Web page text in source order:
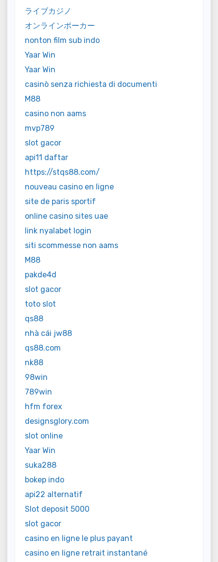
ライブカジノ
オンラインポーカー
nonton film sub indo
Yaar Win
Yaar Win
casinò senza richiesta di documenti
M88
casino non aams
mvp789
slot gacor
api11 daftar
https://stqs88.com/
nouveau casino en ligne
site de paris sportif
online casino sites uae
link nyalabet login
siti scommesse non aams
M88
pakde4d
slot gacor
toto slot
qs88
nhà cái jw88
qs88.com
nk88
98win
789win
hfm forex
designsglory.com
slot online
Yaar Win
suka288
bokep indo
api22 alternatif
Slot deposit 5000
slot gacor
casino en ligne le plus payant
casino en ligne retrait instantané